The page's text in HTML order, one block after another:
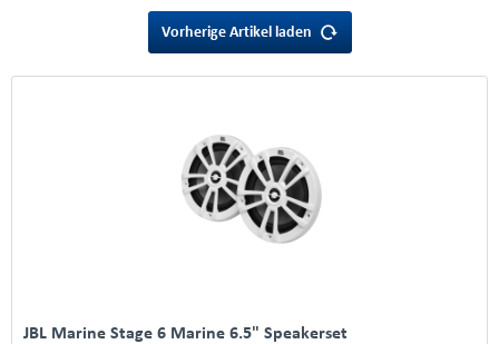
Vorherige Artikel laden
JBL Marine Stage 6 Marine 6.5" Speakerset